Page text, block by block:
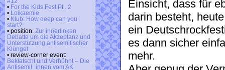
• For the Kids Fest Pt . 2
•
Loikaemie
• Klub: How deep can you
start?
• position: Zur innerlinken
Debatte um die Akzeptanz und
Unterstützung antisemitischer
Klüngel
• review-corner event:
Beklatscht und Verhöhnt – Die
Antisemit_innen vom AK
Einsicht, dass für
darin besteht,
ein
es dann sicher
mehr.